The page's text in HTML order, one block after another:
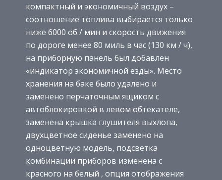
компактный и экономичный воздух –
соотношение топлива выбирается только
ниже 6000 об / мин и скорость движения
по дороге менее 80 миль в час (130 км / ч),
на приборную панель был добавлен
«индикатор экономичной езды». Место
хранения на баке было удалено и
заменено перчаточным ящиком с
автоблокировкой в левом обтекателе,
заменена крышка глушителя выхлопа,
двухцветное сиденье заменено на
одноцветную модель, подсветка
комбинации приборов изменена с
красного на белый , опция отображения